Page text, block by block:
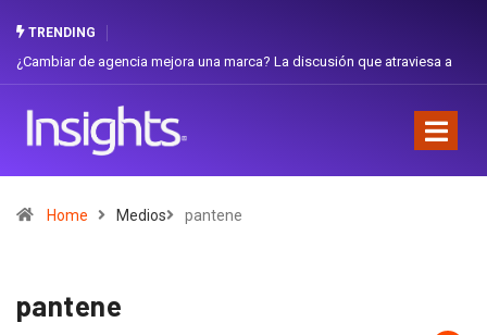
TRENDING
de agencia mejora una marca? La discusión que atraviesa a
Home Medios pantene
pantene